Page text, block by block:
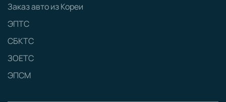
Заказ авто из Кореи
ЭПТС
СБКТС
ЗОЕТС
ЭПСМ